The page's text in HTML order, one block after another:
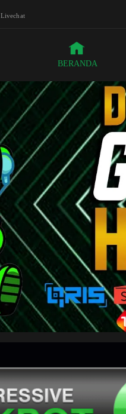
Livechat
BERANDA